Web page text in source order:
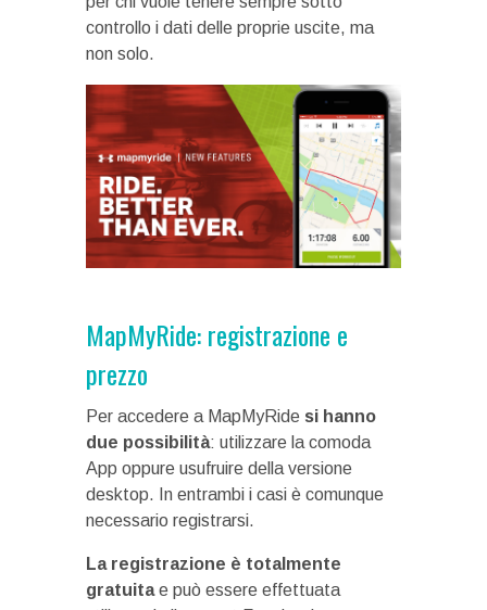
controllo i dati delle proprie uscite, ma
non solo.
MapMyRide: registrazione e
prezzo
Per accedere a MapMyRide si hanno
due possibilità: utilizzare la comoda
App oppure usufruire della versione
desktop. In entrambi i casi è comunque
necessario registrarsi.
La registrazione è totalmente
gratuitae può essere effettuata